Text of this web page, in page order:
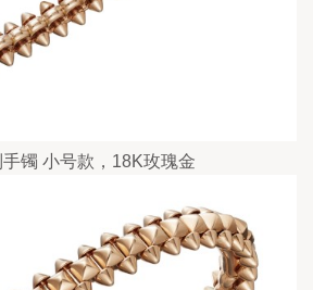
镯 小号款，18K玫瑰金